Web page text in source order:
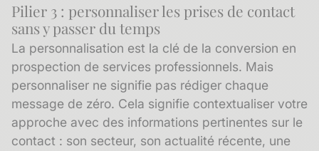
Pilier 3 : personnaliser les prises de contact
sans y passer du temps
La personnalisation est la clé de la conversion en
prospection de services professionnels. Mais
personnaliser ne signifie pas rédiger chaque
message de zéro. Cela signifie contextualiser votre
approche avec des informations pertinentes sur le
contact : son secteur, son actualité récente, une